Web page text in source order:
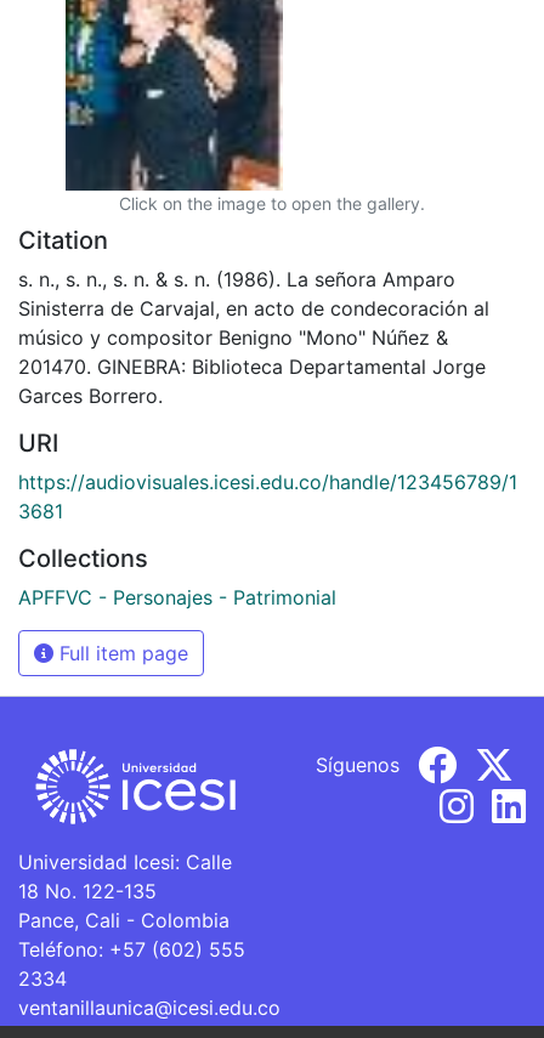
Click on the image to open the gallery.
Citation
s. n., s. n., s. n. & s. n. (1986). La señora Amparo
Sinisterra de Carvajal, en acto de condecoración al
músico y compositor Benigno "Mono" Núñez &
201470. GINEBRA: Biblioteca Departamental Jorge
Garces Borrero.
URI
https://audiovisuales.icesi.edu.co/handle/123456789/1
3681
Collections
APFFVC - Personajes - Patrimonial
Full item page
Universidad Icesi: Calle
18 No. 122-135
Pance, Cali - Colombia
Teléfono: +57 (602) 555
2334
ventanillaunica@icesi.edu.co
Síguenos